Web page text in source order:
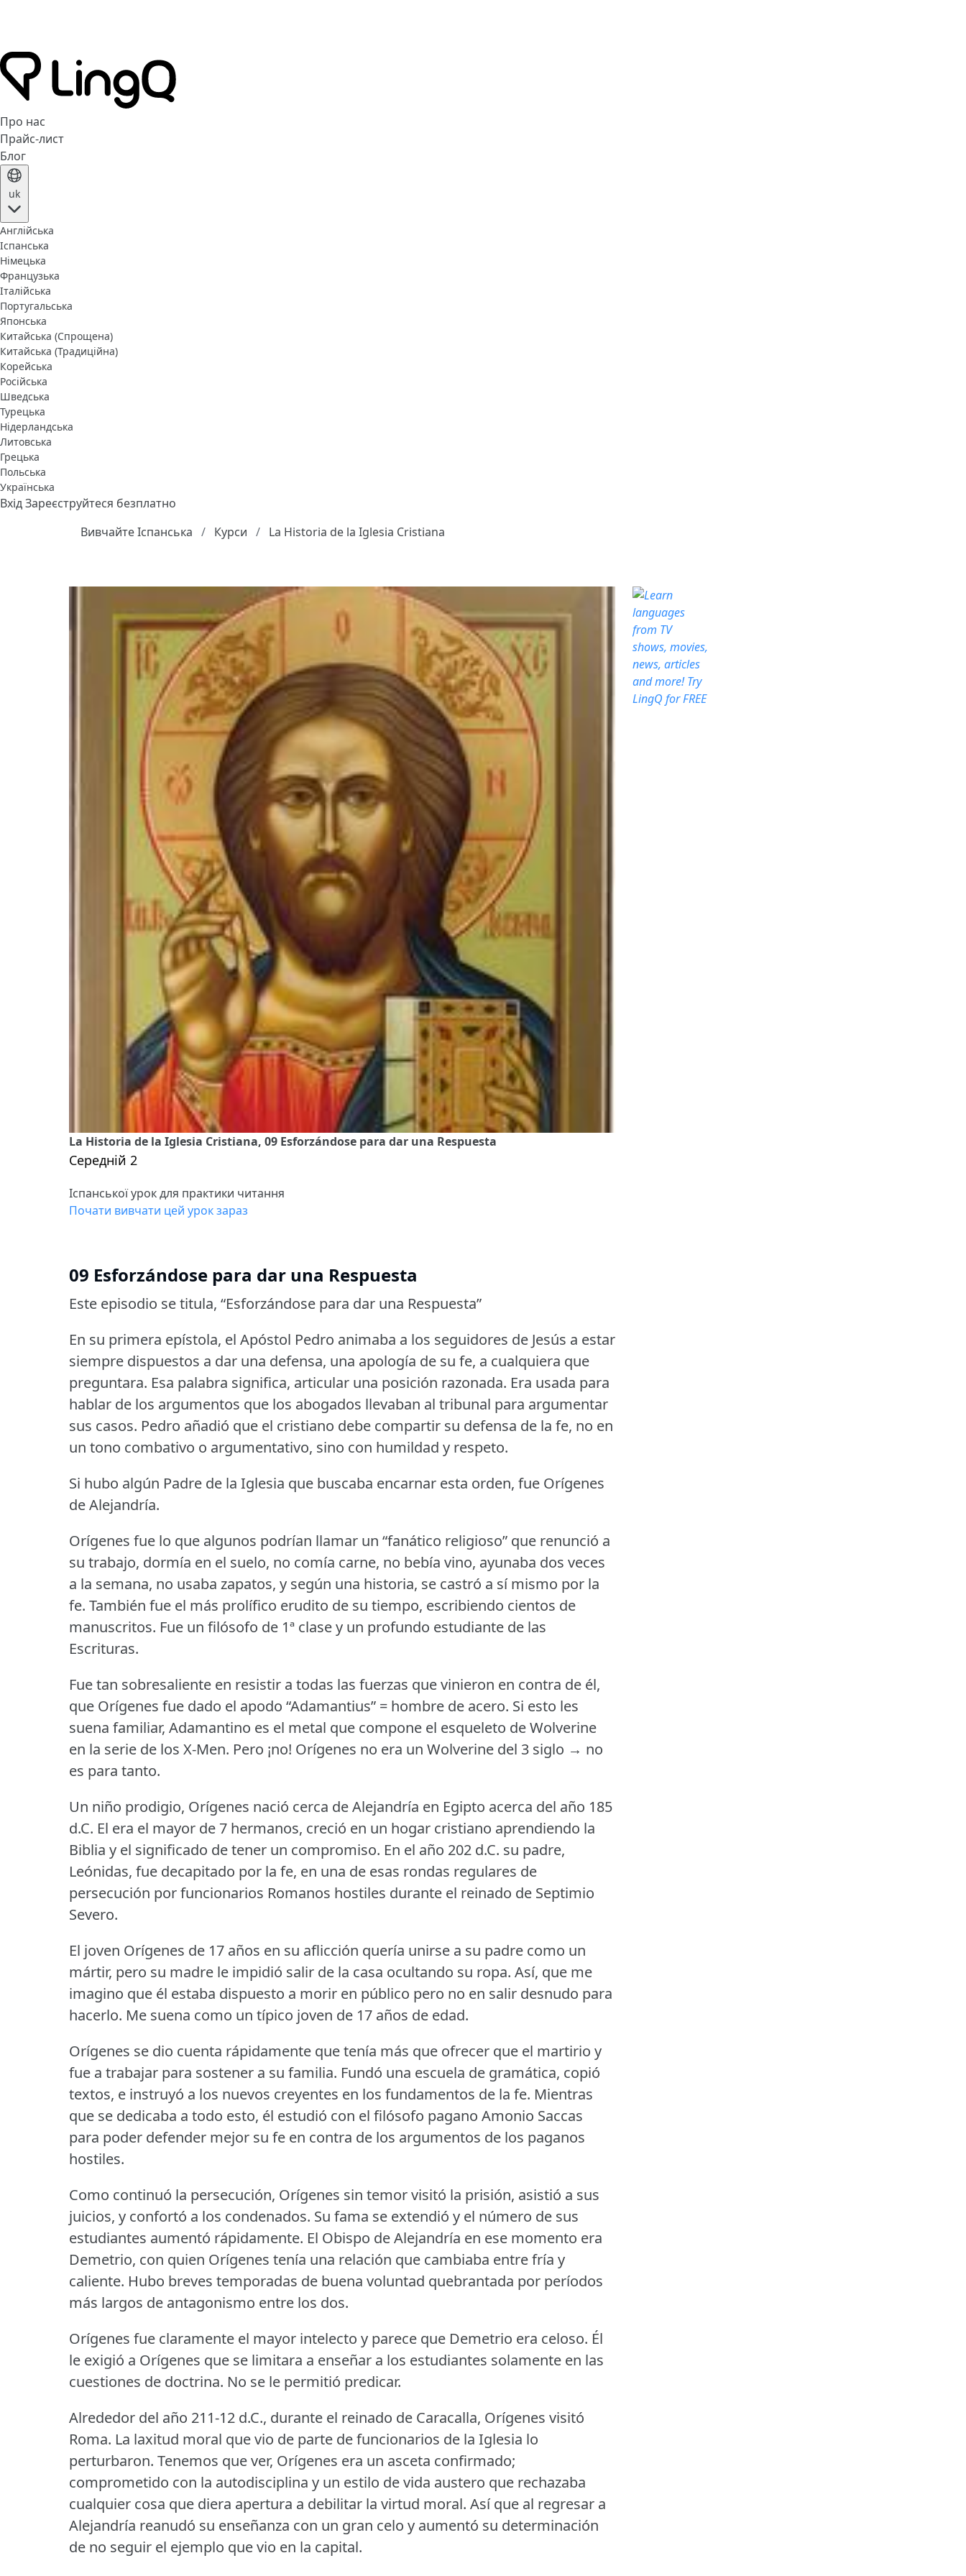
Про нас
Прайс-лист
Блог
uk
Англійська
Іспанська
Німецька
Французька
Італійська
Португальська
Японська
Китайська (Спрощена)
Китайська (Традиційна)
Корейська
Російська
Шведська
Турецька
Нідерландська
Литовська
Грецька
Польська
Українська
ВхідЗареєструйтеся безплатно
Вивчайте Іспанська
Курси La Historia de la Iglesia Cristiana
La Historia de la Iglesia Cristiana, 09 Esforzándose para dar una Respuesta
Середній 2
Іспанської урок для практики читання
Почати вивчати цей урок зараз
09 Esforzándose para dar una Respuesta
Este episodio se titula, “Esforzándose para dar una Respuesta”
En su primera epístola, el Apóstol Pedro animaba a los seguidores de Jesús a estar
siempre dispuestos a dar una defensa, una apología de su fe, a cualquiera que
preguntara. Esa palabra significa, articular una posición razonada. Era usada para
hablar de los argumentos que los abogados llevaban al tribunal para argumentar
sus casos. Pedro añadió que el cristiano debe compartir su defensa de la fe, no en
un tono combativo o argumentativo, sino con humildad y respeto.
Si hubo algún Padre de la Iglesia que buscaba encarnar esta orden, fue Orígenes
de Alejandría.
Orígenes fue lo que algunos podrían llamar un “fanático religioso” que renunció a
su trabajo, dormía en el suelo, no comía carne, no bebía vino, ayunaba dos veces
a la semana, no usaba zapatos, y según una historia, se castró a sí mismo por la
fe. También fue el más prolífico erudito de su tiempo, escribiendo cientos de
manuscritos. Fue un filósofo de 1ª clase y un profundo estudiante de las
Escrituras.
Fue tan sobresaliente en resistir a todas las fuerzas que vinieron en contra de él,
que Orígenes fue dado el apodo “Adamantius” = hombre de acero. Si esto les
suena familiar, Adamantino es el metal que compone el esqueleto de Wolverine
en la serie de los X-Men. Pero ¡no! Orígenes no era un Wolverine del 3 siglo → no
es para tanto.
Un niño prodigio, Orígenes nació cerca de Alejandría en Egipto acerca del año 185
d.C. El era el mayor de 7 hermanos, creció en un hogar cristiano aprendiendo la
Biblia y el significado de tener un compromiso. En el año 202 d.C. su padre,
Leónidas, fue decapitado por la fe, en una de esas rondas regulares de
persecución por funcionarios Romanos hostiles durante el reinado de Septimio
Severo.
El joven Orígenes de 17 años en su aflicción quería unirse a su padre como un
mártir, pero su madre le impidió salir de la casa ocultando su ropa. Así, que me
imagino que él estaba dispuesto a morir en público pero no en salir desnudo para
hacerlo. Me suena como un típico joven de 17 años de edad.
Orígenes se dio cuenta rápidamente que tenía más que ofrecer que el martirio y
fue a trabajar para sostener a su familia. Fundó una escuela de gramática, copió
textos, e instruyó a los nuevos creyentes en los fundamentos de la fe. Mientras
que se dedicaba a todo esto, él estudió con el filósofo pagano Amonio Saccas
para poder defender mejor su fe en contra de los argumentos de los paganos
hostiles.
Como continuó la persecución, Orígenes sin temor visitó la prisión, asistió a sus
juicios, y confortó a los condenados. Su fama se extendió y el número de sus
estudiantes aumentó rápidamente. El Obispo de Alejandría en ese momento era
Demetrio, con quien Orígenes tenía una relación que cambiaba entre fría y
caliente. Hubo breves temporadas de buena voluntad quebrantada por períodos
más largos de antagonismo entre los dos.
Orígenes fue claramente el mayor intelecto y parece que Demetrio era celoso. Él
le exigió a Orígenes que se limitara a enseñar a los estudiantes solamente en las
cuestiones de doctrina. No se le permitió predicar.
Alrededor del año 211-12 d.C., durante el reinado de Caracalla, Orígenes visitó
Roma. La laxitud moral que vio de parte de funcionarios de la Iglesia lo
perturbaron. Tenemos que ver, Orígenes era un asceta confirmado;
comprometido con la autodisciplina y un estilo de vida austero que rechazaba
cualquier cosa que diera apertura a debilitar la virtud moral. Así que al regresar a
Alejandría reanudó su enseñanza con un gran celo y aumentó su determinación
de no seguir el ejemplo que vio en la capital.